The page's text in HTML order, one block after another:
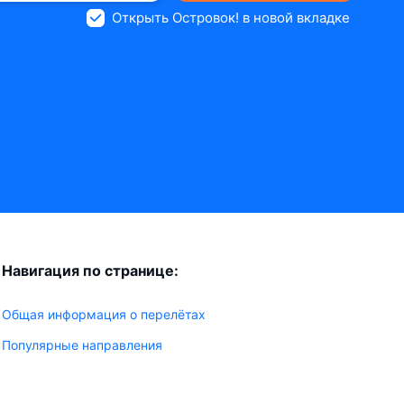
Открыть Островок! в новой вкладке
Навигация по странице:
Общая информация о перелётах
Популярные направления